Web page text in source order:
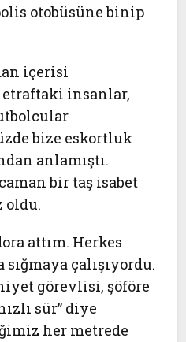
otobüsüne binip
içerisi
insanlar,
bize eskortluk
anlamıştı.
bir taş isabet
oldu.
attım. Herkes
çalışıyordu.
görevlisi, şöföre
sür” diye
her metrede